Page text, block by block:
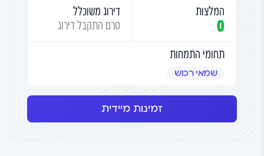
המלצות
0
דירוג משוכלל
טרם התקבל דירוג
תחומי התמחות
שמאי רכוש
זמינות מיידית